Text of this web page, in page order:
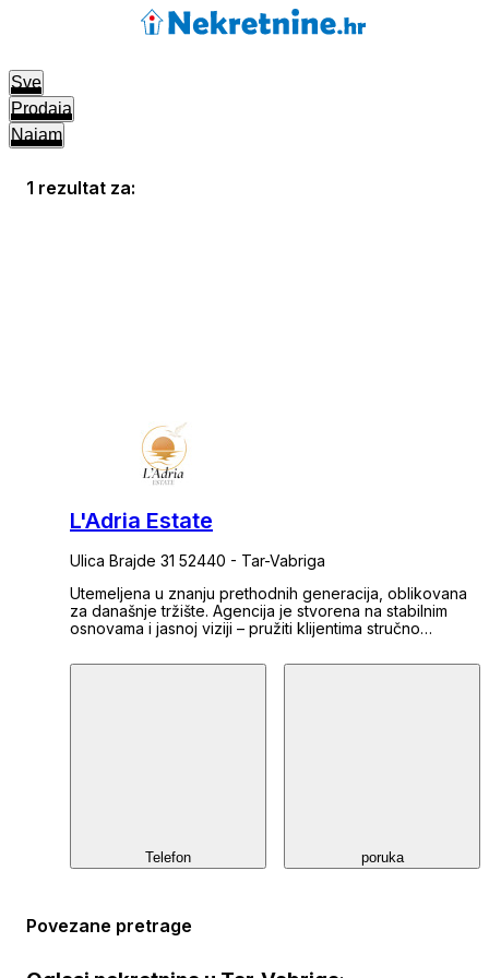
Sve
Prodaja
Najam
1 rezultat za:
L'Adria Estate
Ulica Brajde 31 52440 - Tar-Vabriga
Utemeljena u znanju prethodnih generacija, oblikovana
za današnje tržište. Agencija je stvorena na stabilnim
osnovama i jasnoj viziji – pružiti klijentima stručno
Istarski poluotok. Specijalizirani smo za posredovanje u
Telefon poruka
Povezane pretrage